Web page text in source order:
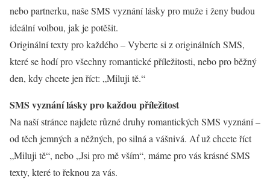
nebo partnerku, naše SMS vyznání lásky pro muže i ženy budou
ideální volbou, jak je potěšit.
Originální texty pro každého – Vyberte si z originálních SMS,
které se hodí pro všechny romantické příležitosti, nebo pro běžný
den, kdy chcete jen říct: „Miluji tě.“
SMS vyznání lásky pro každou příležitost
Na naší stránce najdete různé druhy romantických SMS vyznání –
od těch jemných a něžných, po silná a vášnivá. Ať už chcete říct
„Miluji tě“, nebo „Jsi pro mě vším“, máme pro vás krásné SMS
texty, které to řeknou za vás.